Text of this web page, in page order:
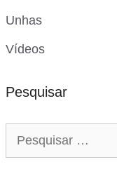
Unhas
Vídeos
Pesquisar
Pesquisar
por: